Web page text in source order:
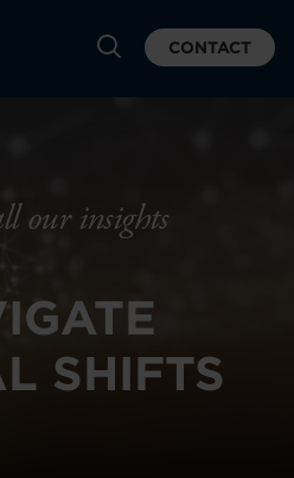
CONTACT
our insights
SHIFTS